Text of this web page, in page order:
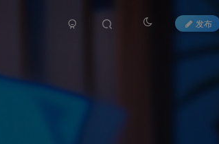
发布